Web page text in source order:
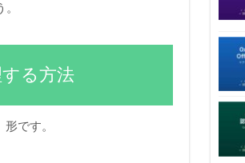
る方法
です。